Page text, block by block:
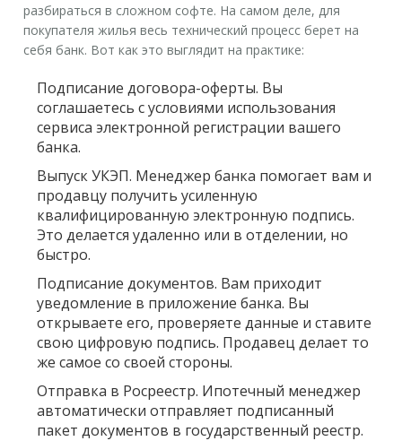
разбираться в сложном софте. На самом деле, для
покупателя жилья весь технический процесс берет на
себя банк. Вот как это выглядит на практике:
Подписание договора-оферты. Вы
соглашаетесь с условиями использования
сервиса электронной регистрации вашего
банка.
Выпуск УКЭП. Менеджер банка помогает вам и
продавцу получить усиленную
квалифицированную электронную подпись.
Это делается удаленно или в отделении, но
быстро.
Подписание документов. Вам приходит
уведомление в приложение банка. Вы
открываете его, проверяете данные и ставите
свою цифровую подпись. Продавец делает то
же самое со своей стороны.
Отправка в Росреестр. Ипотечный менеджер
автоматически отправляет подписанный
пакет документов в государственный реестр.